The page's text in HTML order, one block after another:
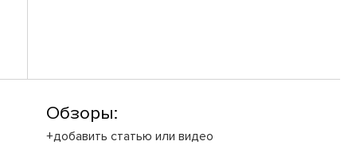
Обзоры:
+добавить статью или видео